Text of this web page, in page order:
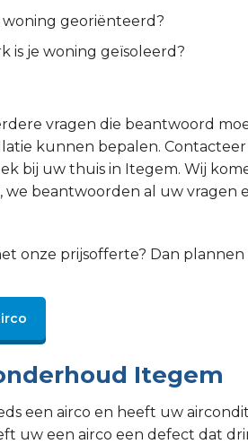
woning georiënteerd?
is je woning geïsoleerd?
vragen die beantwoord
kunnen bepalen.
bij uw thuis in Itegem. Wij
we beantwoorden al uw vragen
onze prijsofferte? Dan
Itegem
een airco en heeft uw
uw een airco een defect dat